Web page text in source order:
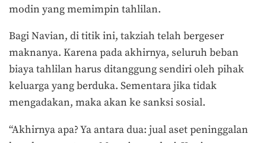
modin yang memimpin tahlilan.
Bagi Navian, di titik ini, takziah telah bergeser
maknanya. Karena pada akhirnya, seluruh beban
biaya tahlilan harus ditanggung sendiri oleh pihak
keluarga yang berduka. Sementara jika tidak
mengadakan, maka akan ke sanksi sosial.
“Akhirnya apa? Ya antara dua: jual aset peninggalan